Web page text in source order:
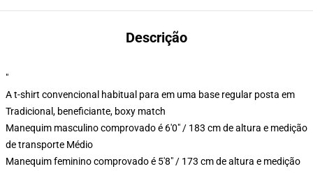
Descrição
"
A t-shirt convencional habitual para em uma base regular posta em
Tradicional, beneficiante, boxy match
Manequim masculino comprovado é 6'0" / 183 cm de altura e medição
de transporte Médio
Manequim feminino comprovado é 5'8" / 173 cm de altura e medição